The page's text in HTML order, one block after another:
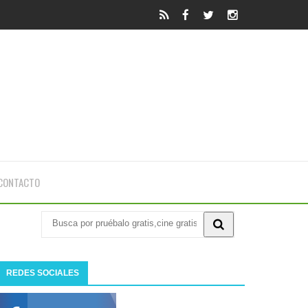
REDES SOCIALES